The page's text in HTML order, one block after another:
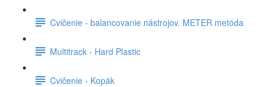
Cvičenie - balancovanie nástrojov. METER metóda
Multitrack - Hard Plastic
Cvičenie - Kopák